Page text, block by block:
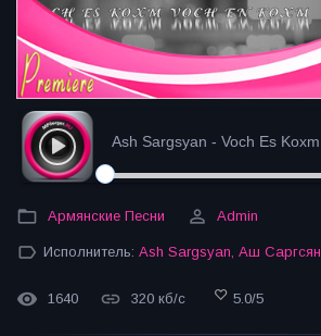
Армянские Песни Admin
Исполнитель: Ash Sargsyan Аш Саргсян
1640 320 кб/с 5.0/5